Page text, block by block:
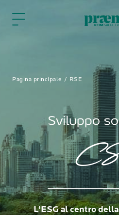
Pagina principale RSE
Sviluppo
L'ESG al centro